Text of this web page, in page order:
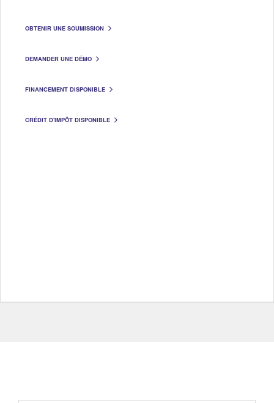
OBTENIR UNE SOUMISSION
DEMANDER UNE DÉMO
FINANCEMENT DISPONIBLE
CRÉDIT D'IMPÔT DISPONIBLE